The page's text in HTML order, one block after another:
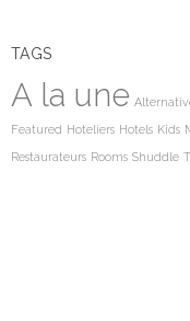
TAGS
A la une
Featured Hoteliers Hotels Kids
Restaurateurs Rooms Shuddle